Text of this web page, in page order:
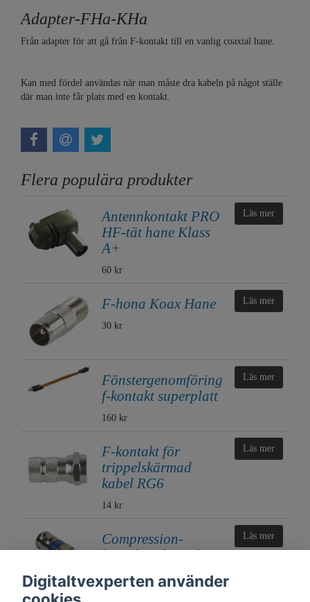
Adapter-FHa-KHa
Från adapter för att gå från F-kontakt till en vanlig coaxial hane.
Kan med fördel användas när man måste dra kabeln på något ställe
där man inte får plats med en kontakt.
Flera populära produkter
Antennkontakt PRO
HF-tät hane Klass
A+
60 kr
Läs mer
F-hona Koax Hane
30 kr
Läs mer
Fönstergenomföring
f-kontakt superplatt
160 kr
Läs mer
F-kontakt för
trippelskärmad
kabel RG6
14 kr
Läs mer
Compression-
kontakt F-kontakt
150 kr
Läs mer
Digitaltvexperten använder